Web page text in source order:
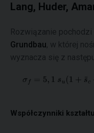
Lang, Huder,
Rozwiązanie
Grundbau, w której
wyznacza się z
Współczynniki kształtu